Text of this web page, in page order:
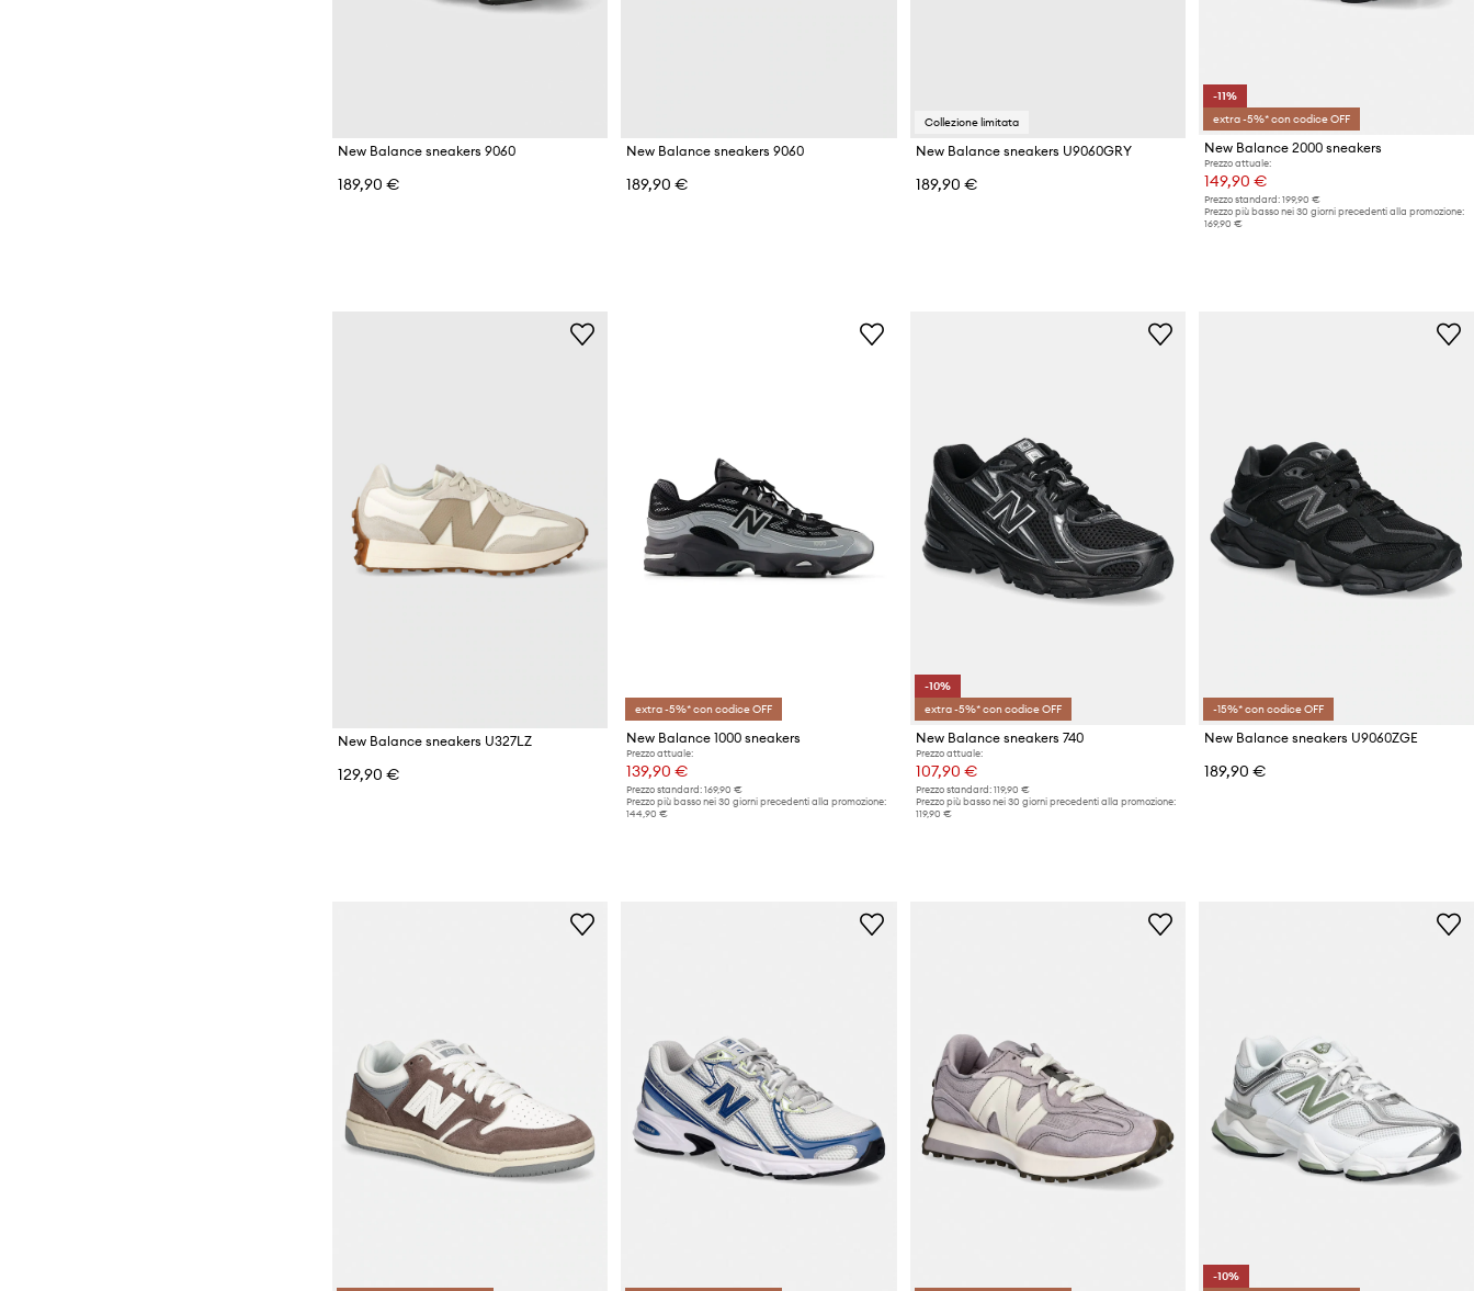
New Balance sneakers 9060
189,90 €
New Balance sneakers 9060
189,90 €
Collezione limitata
New Balance sneakers U9060GRY
189,90 €
-11%
extra -5%* con codice OFF
New Balance 2000 sneakers
Prezzo attuale:
149,90 €
Prezzo standard: 199,90 €
Prezzo più basso nei 30 giorni precedenti alla promozione:
169,90 €
New Balance sneakers U327LZ
129,90 €
extra -5%* con codice OFF
New Balance 1000 sneakers
Prezzo attuale:
139,90 €
Prezzo standard: 169,90 €
Prezzo più basso nei 30 giorni precedenti alla promozione:
144,90 €
-10%
extra -5%* con codice OFF
New Balance sneakers 740
Prezzo attuale:
107,90 €
Prezzo standard: 119,90 €
Prezzo più basso nei 30 giorni precedenti alla promozione:
119,90 €
-15%* con codice OFF
New Balance sneakers U9060ZGE
189,90 €
-10%